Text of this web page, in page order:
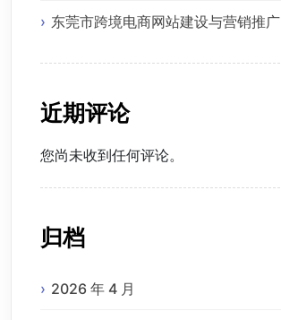
东莞市跨境电商网站建设与营销推广
近期评论
您尚未收到任何评论。
归档
2026 年 4 月